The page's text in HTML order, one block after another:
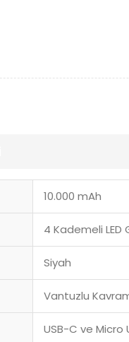
10.000 mAh
4 Kademeli
Siyah
Vantuzlu
USB-C ve Micro